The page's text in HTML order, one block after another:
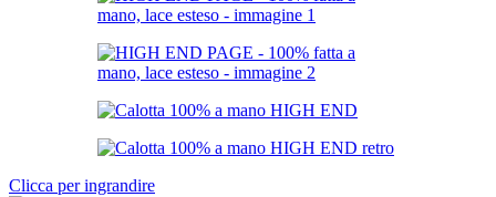
Clicca per ingrandire